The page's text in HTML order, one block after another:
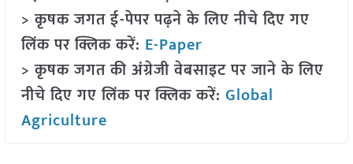
> कृषक जगत ई-पेपर पढ़ने के लिए नीचे दिए गए
लिंक पर क्लिक करें: E-Paper
> कृषक जगत की अंग्रेजी वेबसाइट पर जाने के लिए
नीचे दिए गए लिंक पर क्लिक करें: Global
Agriculture